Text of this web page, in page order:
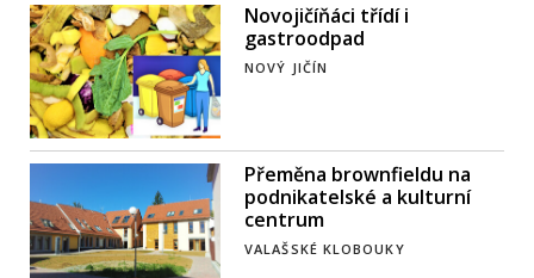
Novojičíňáci třídí i
gastroodpad
NOVÝ JIČÍN
Přeměna brownfieldu na
podnikatelské a kulturní
centrum
VALAŠSKÉ KLOBOUKY